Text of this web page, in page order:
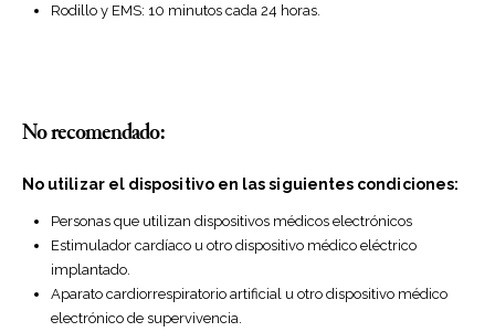
Rodillo y EMS: 10 minutos cada 24 horas.
No recomendado:
No utilizar el dispositivo en las siguientes condiciones:
Personas que utilizan dispositivos médicos electrónicos
Estimulador cardíaco u otro dispositivo médico eléctrico
implantado.
Aparato cardiorrespiratorio artificial u otro dispositivo médico
electrónico de supervivencia.